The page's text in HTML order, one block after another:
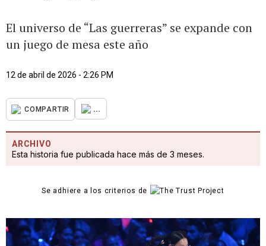
El universo de “Las guerreras” se expande con
un juego de mesa este año
12 de abril de 2026 - 2:26 PM
COMPARTIR ...
ARCHIVO
Esta historia fue publicada hace más de 3 meses.
Se adhiere a los criterios de